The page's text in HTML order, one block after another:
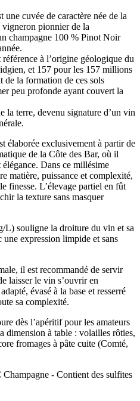
cuvée de caractère née de la
pionnier de la
champagne 100 % Pinot Noir
à l’origine géologique du
et 157 pour les 157 millions
de la formation de ces sols
peu profonde ayant couvert la
la terre, devenu signature d’un vin
élaborée exclusivement à partir de
de la Côte des Bar, où il
élégance. Dans ce millésime
matière, puissance et complexité,
finesse. L’élevage partiel en fût
la texture sans masquer
L) souligne la droiture du vin et sa
expression limpide et sans
il est recommandé de servir
laisser le vin s’ouvrir en
évasé à la base et resserré
sa complexité.
dès l’apéritif pour les amateurs
dimension à table : volailles rôties,
fromages à pâte cuite (Comté,
- Contient des sulfites